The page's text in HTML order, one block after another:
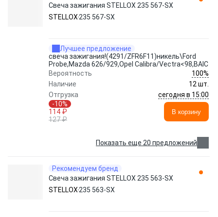
Свеча зажигания STELLOX 235 567-SX
STELLOX 235 567-SX
Лучшее предложение
свеча зажигания!(4291/ZFR6F11)никель\Ford
Probe,Mazda 626/929,Opel Calibra/Vectra<98,BAIC
Вероятность
100%
Наличие
12 шт.
Отгрузка
сегодня в 15:00
-10%
114 ₽
127 ₽
В корзину
Показать еще 20 предложений
Рекомендуем бренд
Свеча зажигания STELLOX 235 563-SX
STELLOX 235 563-SX